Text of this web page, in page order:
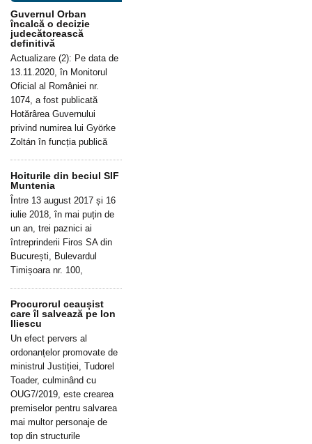
Guvernul Orban
încalcă o decizie
judecătorească
definitivă
Actualizare (2): Pe data de
13.11.2020, în Monitorul
Oficial al României nr.
1074, a fost publicată
Hotărârea Guvernului
privind numirea lui Györke
Zoltán în funcția publică
Hoiturile din beciul SIF
Muntenia
Între 13 august 2017 și 16
iulie 2018, în mai puțin de
un an, trei paznici ai
întreprinderii Firos SA din
București, Bulevardul
Timișoara nr. 100,
Procurorul ceaușist
care îl salvează pe Ion
Iliescu
Un efect pervers al
ordonanțelor promovate de
ministrul Justiției, Tudorel
Toader, culminând cu
OUG7/2019, este crearea
premiselor pentru salvarea
mai multor personaje de
top din structurile